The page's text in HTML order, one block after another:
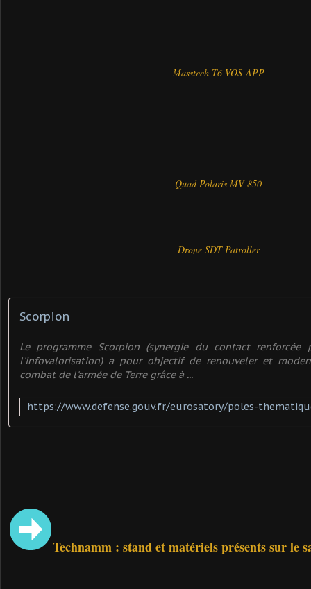
Masstech T6 VOS-APP
Quad Polaris MV 850
Drone SDT Patroller
Scorpion
Le programme Scorpion (synergie du contact
l'infovalorisation) a pour objectif de renouveler et
combat de l'armée de Terre grâce à ...
Technamm : stand et matériels présents sur le